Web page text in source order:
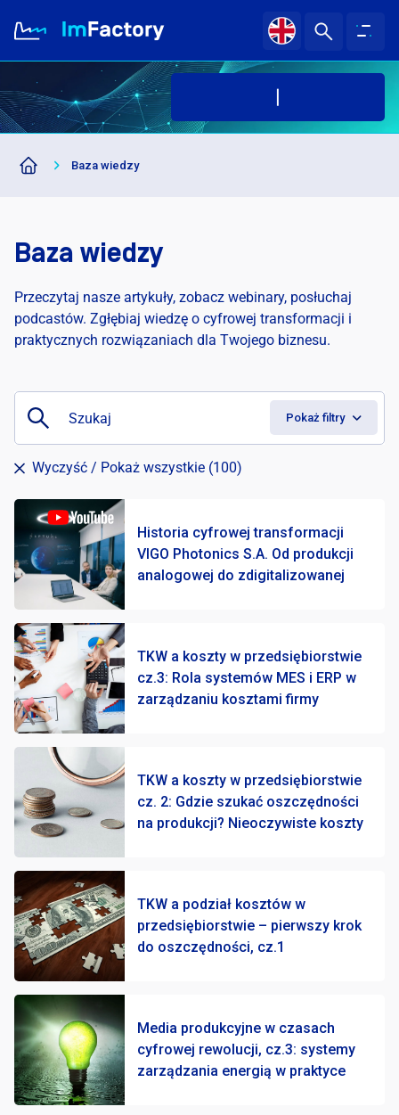
O nas
Branże i Rozwiązania
Baza wiedzy
Kariera
Baza wiedzy
Baza wiedzy
Przeczytaj nasze artykuły, zobacz webinary, posłuchaj
podcastów. Zgłębiaj wiedzę o cyfrowej transformacji i
praktycznych rozwiązaniach dla Twojego biznesu.
Pokaż filtry
Wyczyść / Pokaż wszystkie (100)
Historia cyfrowej transformacji
VIGO Photonics S.A. Od produkcji
analogowej do zdigitalizowanej
TKW a koszty w przedsiębiorstwie
cz.3: Rola systemów MES i ERP w
zarządzaniu kosztami firmy
TKW a koszty w przedsiębiorstwie
cz. 2: Gdzie szukać oszczędności
na produkcji? Nieoczywiste koszty
TKW a podział kosztów w
przedsiębiorstwie – pierwszy krok
do oszczędności, cz.1
Media produkcyjne w czasach
cyfrowej rewolucji, cz.3: systemy
zarządzania energią w praktyce